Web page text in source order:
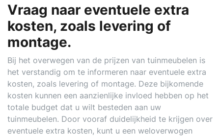
Vraag naar eventuele extra
kosten, zoals levering of
montage.
Bij het overwegen van de prijzen van tuinmeubelen is
het verstandig om te informeren naar eventuele extra
kosten, zoals levering of montage. Deze bijkomende
kosten kunnen een aanzienlijke invloed hebben op het
totale budget dat u wilt besteden aan uw
tuinmeubelen. Door vooraf duidelijkheid te krijgen over
eventuele extra kosten, kunt u een weloverwogen